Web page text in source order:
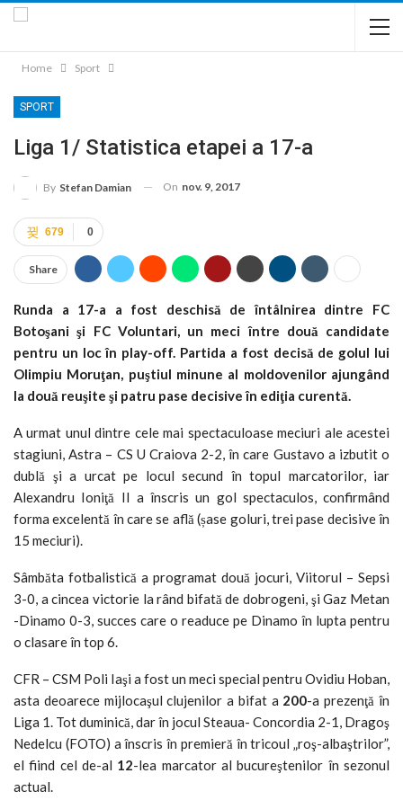
Home Sport
SPORT
Liga 1/ Statistica etapei a 17-a
By Stefan Damian On nov. 9, 2017
0
679
Share
Runda a 17-a a fost deschisă de întâlnirea dintre FC
Botoşani şi FC Voluntari, un meci între două candidate
pentru un loc în play-off. Partida a fost decisă de golul lui
Olimpiu Moruţan, puştiul minune al moldovenilor ajungând
la două reuşite şi patru pase decisive în ediţia curentă.
A urmat unul dintre cele mai spectaculoase meciuri ale acestei
stagiuni, Astra – CS U Craiova 2-2, în care Gustavo a izbutit o
dublă şi a urcat pe locul secund în topul marcatorilor, iar
Alexandru Ioniţă II a înscris un gol spectaculos, confirmând
forma excelentă în care se află (șase goluri, trei pase decisive în
15 meciuri).
Sâmbăta fotbalistică a programat două jocuri, Viitorul – Sepsi
3-0, a cincea victorie la rând bifată de dobrogeni, şi Gaz Metan
-Dinamo 0-3, succes care o readuce pe Dinamo în lupta pentru
o clasare în top 6.
CFR – CSM Poli Iaşi a fost un meci special pentru Ovidiu Hoban,
asta deoarece mijlocaşul clujenilor a bifat a 200-a prezenţă în
Liga 1. Tot duminică, dar în jocul Steaua- Concordia 2-1, Dragoş
Nedelcu (FOTO) a înscris în premieră în tricoul „roş-albaştrilor”,
el fiind cel de-al 12-lea marcator al bucureştenilor în sezonul
actual.